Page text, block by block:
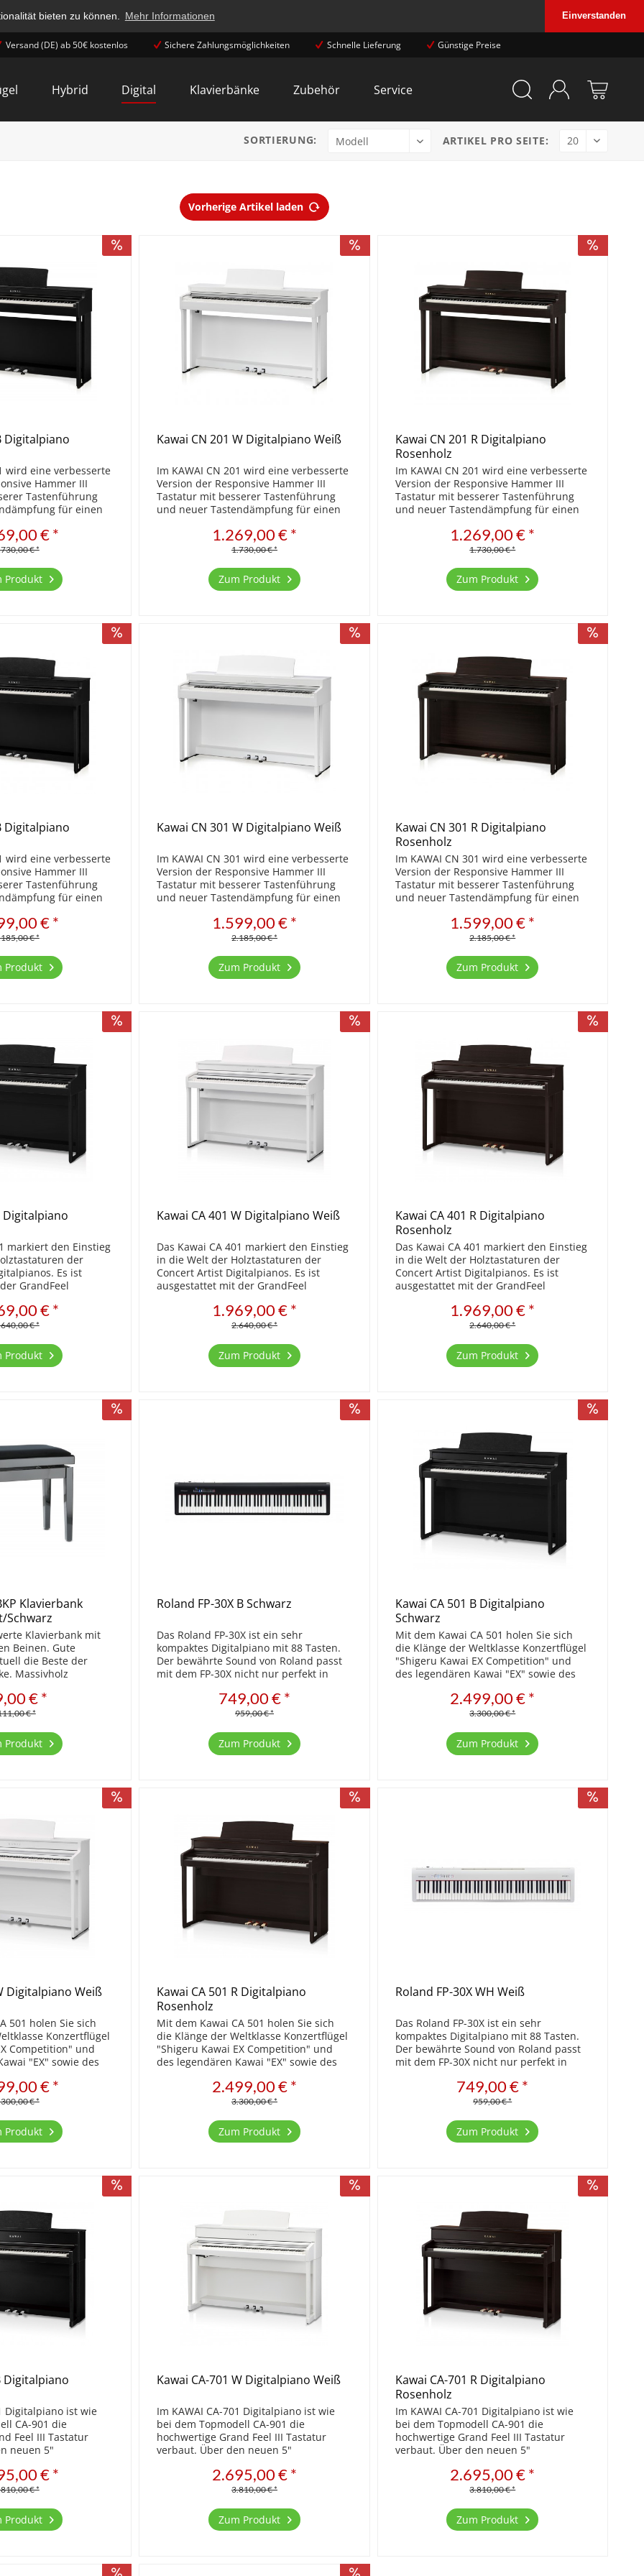
bieten zu können. Mehr Informationen Einverstanden
Versand (DE) ab 50€ kostenlos Sichere Zahlungsmöglichkeiten Schnelle Lieferung Günstige Preise
Hybrid Digital Klavierbänke Zubehör Service
SORTIERUNG: ARTIKEL PRO SEITE:
Vorherige Artikel laden
Digitalpiano
wird eine verbesserte
Hammer III
Tastenführung
für einen
Feature ermöglicht
€ *
€ *
Produkt
Kawai CN 201 W Digitalpiano Weiß
Im KAWAI CN 201 wird eine verbesserte
Version der Responsive Hammer III
Tastatur mit besserer Tastenführung
und neuer Tastendämpfung für einen
neue Low Balance Feature ermöglicht
eine intelligente...
1.269,00 € *
1.730,00 € *
Zum Produkt
Kawai CN 201 R Digitalpiano
Rosenholz
Im KAWAI CN 201 wird eine verbesserte
Version der Responsive Hammer III
Tastatur mit besserer Tastenführung
und neuer Tastendämpfung für einen
neue Low Balance Feature ermöglicht
eine intelligente...
1.269,00 € *
1.730,00 € *
Zum Produkt
Digitalpiano
wird eine verbesserte
Hammer III
Tastenführung
für einen
Feature ermöglicht
€ *
€ *
Produkt
Kawai CN 301 W Digitalpiano Weiß
Im KAWAI CN 301 wird eine verbesserte
Version der Responsive Hammer III
Tastatur mit besserer Tastenführung
und neuer Tastendämpfung für einen
neue Low Balance Feature ermöglicht
eine intelligente...
1.599,00 € *
2.185,00 € *
Zum Produkt
Kawai CN 301 R Digitalpiano
Rosenholz
Im KAWAI CN 301 wird eine verbesserte
Version der Responsive Hammer III
Tastatur mit besserer Tastenführung
und neuer Tastendämpfung für einen
neue Low Balance Feature ermöglicht
eine intelligente...
1.599,00 € *
2.185,00 € *
Zum Produkt
Digitalpiano
markiert den Einstieg
der
Es ist
GrandFeel
Oberfläche und
€ *
€ *
Produkt
Kawai CA 401 W Digitalpiano Weiß
Das Kawai CA 401 markiert den Einstieg
in die Welt der Holztastaturen der
Concert Artist Digitalpianos. Es ist
ausgestattet mit der GrandFeel
Technik, Ivory Touch Oberfläche und
Druckpunktsimulation...
1.969,00 € *
2.640,00 € *
Zum Produkt
Kawai CA 401 R Digitalpiano
Rosenholz
Das Kawai CA 401 markiert den Einstieg
in die Welt der Holztastaturen der
Concert Artist Digitalpianos. Es ist
ausgestattet mit der GrandFeel
Technik, Ivory Touch Oberfläche und
Druckpunktsimulation...
1.969,00 € *
2.640,00 € *
Zum Produkt
Klavierbank
Schwarz
Klavierbank mit
Beinen. Gute
die Beste der
Massivholz
Gestell fixiert
€ *
€ *
Produkt
Roland FP-30X B Schwarz
Das Roland FP-30X ist ein sehr
kompaktes Digitalpiano mit 88 Tasten.
Der bewährte Sound von Roland passt
mit dem FP-30X nicht nur perfekt in
für den mobilen Einsatz, zum Beispiel
in Schulen. Trotz...
749,00 € *
959,00 € *
Zum Produkt
Kawai CA 501 B Digitalpiano
Schwarz
Mit dem Kawai CA 501 holen Sie sich
die Klänge der Weltklasse Konzertflügel
"Shigeru Kawai EX Competition" und
des legendären Kawai "EX" sowie des
Spielen Sie diese Flügel und erleben Sie
den natürlichen...
2.499,00 € *
3.300,00 € *
Zum Produkt
Digitalpiano Weiß
501 holen Sie sich
Konzertflügel
Competition" und
"EX" sowie des
Flügel und erleben Sie
€ *
€ *
Produkt
Kawai CA 501 R Digitalpiano
Rosenholz
Mit dem Kawai CA 501 holen Sie sich
die Klänge der Weltklasse Konzertflügel
"Shigeru Kawai EX Competition" und
des legendären Kawai "EX" sowie des
Spielen Sie diese Flügel und erleben Sie
den natürlichen...
2.499,00 € *
3.300,00 € *
Zum Produkt
Roland FP-30X WH Weiß
Das Roland FP-30X ist ein sehr
kompaktes Digitalpiano mit 88 Tasten.
Der bewährte Sound von Roland passt
mit dem FP-30X nicht nur perfekt in
für den mobilen Einsatz, zum Beispiel
in Schulen. Trotz...
749,00 € *
959,00 € *
Zum Produkt
Digitalpiano
Digitalpiano ist wie
CA-901 die
Feel III Tastatur
neuen 5"
vorgenommen
Sie sich von den...
€ *
€ *
Produkt
Kawai CA-701 W Digitalpiano Weiß
Im KAWAI CA-701 Digitalpiano ist wie
bei dem Topmodell CA-901 die
hochwertige Grand Feel III Tastatur
verbaut. Über den neuen 5"
bequem und einfach vorgenommen
werden. Überzeugen Sie sich von den...
2.695,00 € *
3.810,00 € *
Zum Produkt
Kawai CA-701 R Digitalpiano
Rosenholz
Im KAWAI CA-701 Digitalpiano ist wie
bei dem Topmodell CA-901 die
hochwertige Grand Feel III Tastatur
verbaut. Über den neuen 5"
bequem und einfach vorgenommen
werden. Überzeugen Sie sich von den...
2.695,00 € *
3.810,00 € *
Zum Produkt